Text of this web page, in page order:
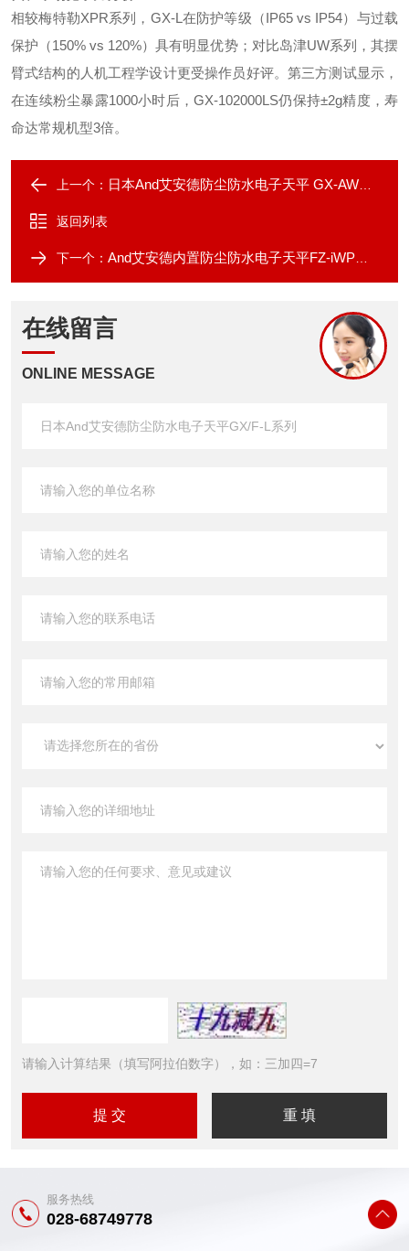
相较梅特勒XPR系列，GX-L在防护等级（IP65 vs IP54）与过载
保护（150% vs 120%）具有明显优势；对比岛津UW系列，其摆
臂式结构的人机工程学设计更受操作员好评。第三方测试显示，
在连续粉尘暴露1000小时后，GX-102000LS仍保持±2g精度，寿
命达常规机型3倍。
上一个： 日本And艾安德防尘防水电子天平 GX-AWP系列
返回列表
下一个： And艾安德内置防尘防水电子天平FZ-iWP系列
在线留言
ONLINE MESSAGE
请输入计算结果（填写阿拉伯数字），如：三加四=7
服务热线
028-68749778